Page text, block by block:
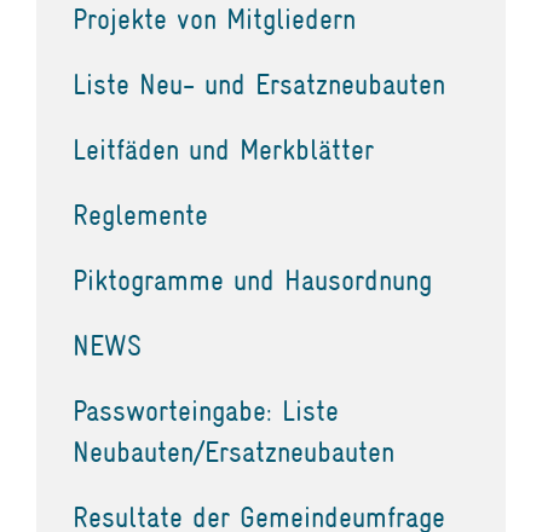
Projekte von Mitgliedern
Liste Neu- und Ersatzneubauten
Leitfäden und Merkblätter
Reglemente
Piktogramme und Hausordnung
NEWS
Passworteingabe: Liste
Neubauten/Ersatzneubauten
Resultate der Gemeindeumfrage